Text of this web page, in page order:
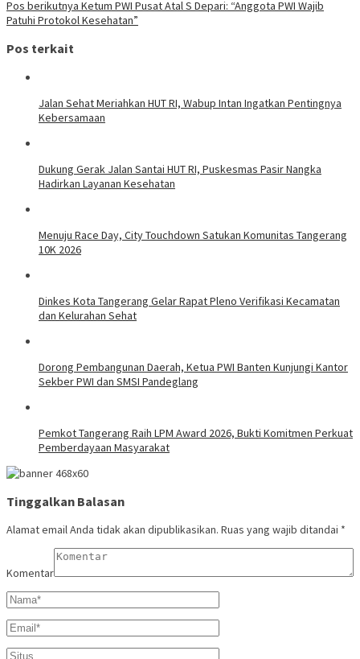
Pos berikutnya Ketum PWI Pusat Atal S Depari: “Anggota PWI Wajib
Patuhi Protokol Kesehatan”
Pos terkait
Jalan Sehat Meriahkan HUT RI, Wabup Intan Ingatkan Pentingnya
Kebersamaan
Dukung Gerak Jalan Santai HUT RI, Puskesmas Pasir Nangka
Hadirkan Layanan Kesehatan
Menuju Race Day, City Touchdown Satukan Komunitas Tangerang
10K 2026
Dinkes Kota Tangerang Gelar Rapat Pleno Verifikasi Kecamatan
dan Kelurahan Sehat
Dorong Pembangunan Daerah, Ketua PWI Banten Kunjungi Kantor
Sekber PWI dan SMSI Pandeglang
Pemkot Tangerang Raih LPM Award 2026, Bukti Komitmen Perkuat
Pemberdayaan Masyarakat
Tinggalkan Balasan
Alamat email Anda tidak akan dipublikasikan. Ruas yang wajib ditandai *
Komentar